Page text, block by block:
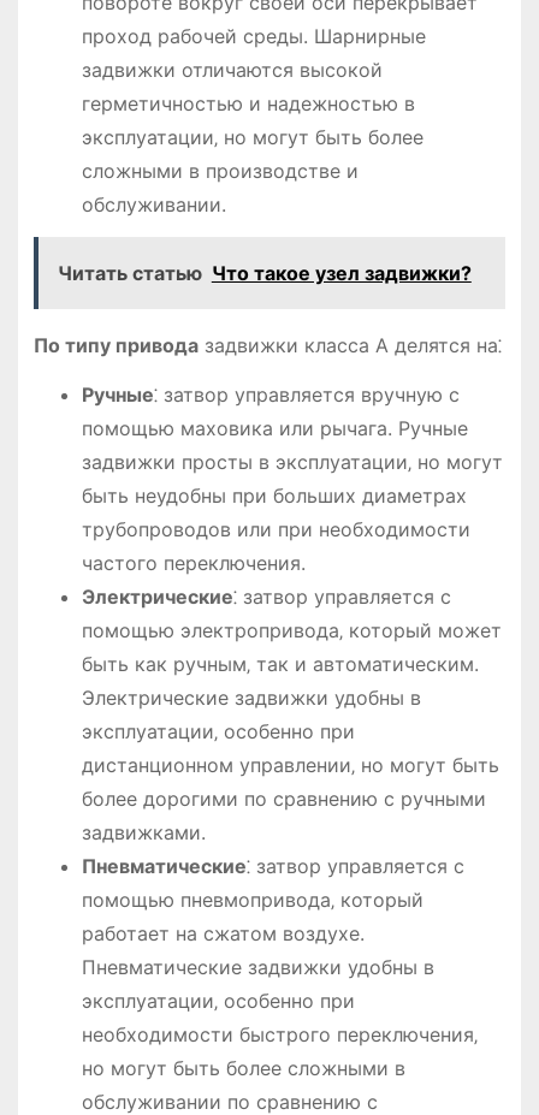
проход рабочей среды. Шарнирные
задвижки отличаются высокой
герметичностью и надежностью в
эксплуатации‚ но могут быть более
сложными в производстве и
обслуживании.
Читать статью Что такое узел задвижки?
По типу приводазадвижки класса А делятся на⁚
Ручные⁚ затвор управляется вручную с
помощью маховика или рычага. Ручные
задвижки просты в эксплуатации‚ но могут
быть неудобны при больших диаметрах
трубопроводов или при необходимости
частого переключения.
Электрические⁚ затвор управляется с
помощью электропривода‚ который может
быть как ручным‚ так и автоматическим.
Электрические задвижки удобны в
эксплуатации‚ особенно при
дистанционном управлении‚ но могут быть
более дорогими по сравнению с ручными
задвижками.
Пневматические⁚ затвор управляется с
помощью пневмопривода‚ который
работает на сжатом воздухе.
Пневматические задвижки удобны в
эксплуатации‚ особенно при
необходимости быстрого переключения‚
но могут быть более сложными в
обслуживании по сравнению с